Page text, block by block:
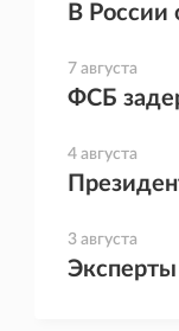
В России
7 августа
ФСБ
4 августа
3 августа